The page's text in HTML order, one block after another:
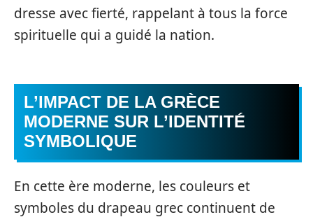
dresse avec fierté, rappelant à tous la force
spirituelle qui a guidé la nation.
L’IMPACT DE LA GRÈCE
MODERNE SUR L’IDENTITÉ
SYMBOLIQUE
En cette ère moderne, les couleurs et
symboles du drapeau grec continuent de